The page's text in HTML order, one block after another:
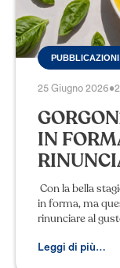
PUBBLICAZIONI
25 Giugno 2026•
IN
Con la bella
in forma, ma
rinunciare al
Leggi di più…